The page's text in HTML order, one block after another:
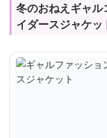
冬のおねえギャル
イダースジャケッ